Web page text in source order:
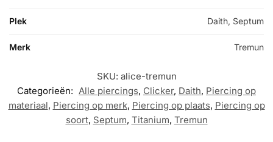
Plek Daith, Septum
Merk Tremun
SKU: alice-tremun
Categorieën: Alle piercings, Clicker, Daith, Piercing op
materiaal, Piercing op merk, Piercing op plaats, Piercing op
soort, Septum, Titanium, Tremun